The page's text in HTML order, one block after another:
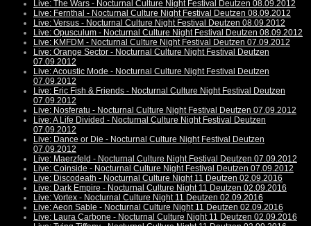
Live: The Wars - Nocturnal Culture Night Festival Deutzen 08.09.2012
Live: Fernthal - Nocturnal Culture Night Festival Deutzen 08.09.2012
Live: Versus - Nocturnal Culture Night Festival Deutzen 08.09.2012
Live: Opusculum - Nocturnal Culture Night Festival Deutzen 08.09.2012
Live: KMFDM - Nocturnal Culture Night Festival Deutzen 07.09.2012
Live: Orange Sector - Nocturnal Culture Night Festival Deutzen
07.09.2012
Live: Acoustic Mode - Nocturnal Culture Night Festival Deutzen
07.09.2012
Live: Eric Fish & Friends - Nocturnal Culture Night Festival Deutzen
07.09.2012
Live: Nosferatu - Nocturnal Culture Night Festival Deutzen 07.09.2012
Live: A Life Divided - Nocturnal Culture Night Festival Deutzen
07.09.2012
Live: Dance or Die - Nocturnal Culture Night Festival Deutzen
07.09.2012
Live: Maerzfeld - Nocturnal Culture Night Festival Deutzen 07.09.2012
Live: Coinside - Nocturnal Culture Night Festival Deutzen 07.09.2012
Live: Discodeath - Nocturnal Culture Night 11 Deutzen 02.09.2016
Live: Dark Empire - Nocturnal Culture Night 11 Deutzen 02.09.2016
Live: Vortex - Nocturnal Culture Night 11 Deutzen 02.09.2016
Live: Aeon Sable - Nocturnal Culture Night 11 Deutzen 02.09.2016
Live: Laura Carbone - Nocturnal Culture Night 11 Deutzen 02.09.2016